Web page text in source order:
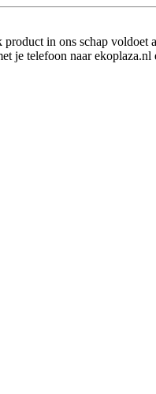
in ons schap voldoet
je telefoon naar